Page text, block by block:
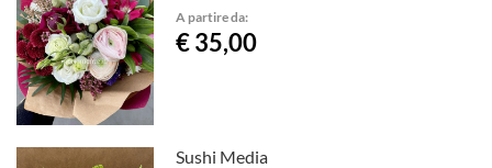
A partire da:
€ 35,00
Sushi Media